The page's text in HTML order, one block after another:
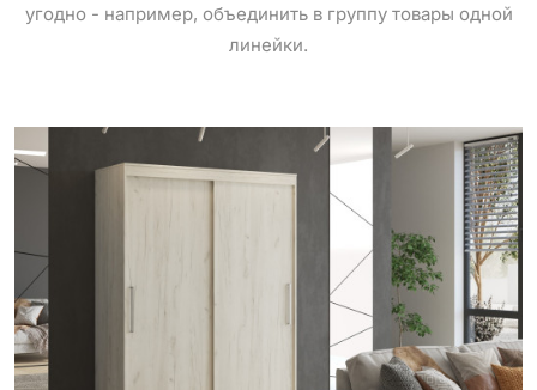
угодно - например, объединить в группу товары одной
линейки.